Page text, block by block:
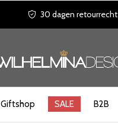
Giftshop SALE B2B
30 dagen retourrecht